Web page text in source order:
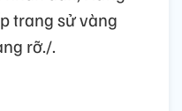
trang sử vàng
rỡ./.